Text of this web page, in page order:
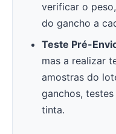
verificar o
do gancho a
Teste Pré-
mas a realizar
amostras do
ganchos,
tinta.